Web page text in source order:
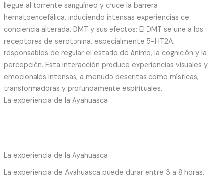
llegue al torrente sanguíneo y cruce la barrera
hematoencefálica, induciendo intensas experiencias de
conciencia alterada. DMT y sus efectos: El DMT se une a los
receptores de serotonina, especialmente 5-HT2A,
responsables de regular el estado de ánimo, la cognición y la
percepción. Esta interacción produce experiencias visuales y
emocionales intensas, a menudo descritas como místicas,
transformadoras y profundamente espirituales.
La experiencia de la Ayahuasca
La experiencia de la Ayahuasca
La experiencia de Ayahuasca puede durar entre 3 a 8 horas,